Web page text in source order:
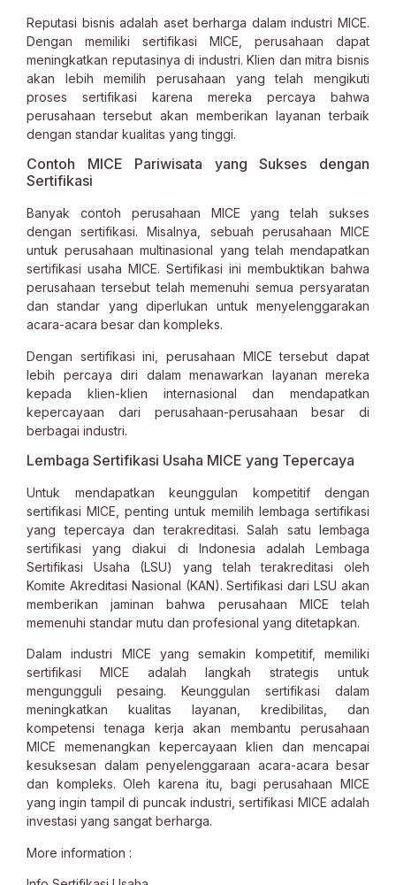
Reputasi bisnis adalah aset berharga dalam industri MICE.
Dengan memiliki sertifikasi MICE, perusahaan dapat
meningkatkan reputasinya di industri. Klien dan mitra bisnis
akan lebih memilih perusahaan yang telah mengikuti
proses sertifikasi karena mereka percaya bahwa
perusahaan tersebut akan memberikan layanan terbaik
dengan standar kualitas yang tinggi.
Contoh MICE Pariwisata yang Sukses dengan
Sertifikasi
Banyak contoh perusahaan MICE yang telah sukses
dengan sertifikasi. Misalnya, sebuah perusahaan MICE
untuk perusahaan multinasional yang telah mendapatkan
sertifikasi usaha MICE. Sertifikasi ini membuktikan bahwa
perusahaan tersebut telah memenuhi semua persyaratan
dan standar yang diperlukan untuk menyelenggarakan
acara-acara besar dan kompleks.
Dengan sertifikasi ini, perusahaan MICE tersebut dapat
lebih percaya diri dalam menawarkan layanan mereka
kepada klien-klien internasional dan mendapatkan
kepercayaan dari perusahaan-perusahaan besar di
berbagai industri.
Lembaga Sertifikasi Usaha MICE yang Tepercaya
Untuk mendapatkan keunggulan kompetitif dengan
sertifikasi MICE, penting untuk memilih lembaga sertifikasi
yang tepercaya dan terakreditasi. Salah satu lembaga
sertifikasi yang diakui di Indonesia adalah Lembaga
Sertifikasi Usaha (LSU) yang telah terakreditasi oleh
Komite Akreditasi Nasional (KAN). Sertifikasi dari LSU akan
memberikan jaminan bahwa perusahaan MICE telah
memenuhi standar mutu dan profesional yang ditetapkan.
Dalam industri MICE yang semakin kompetitif, memiliki
sertifikasi MICE adalah langkah strategis untuk
mengungguli pesaing. Keunggulan sertifikasi dalam
meningkatkan kualitas layanan, kredibilitas, dan
kompetensi tenaga kerja akan membantu perusahaan
MICE memenangkan kepercayaan klien dan mencapai
kesuksesan dalam penyelenggaraan acara-acara besar
dan kompleks. Oleh karena itu, bagi perusahaan MICE
yang ingin tampil di puncak industri, sertifikasi MICE adalah
investasi yang sangat berharga.
More information :